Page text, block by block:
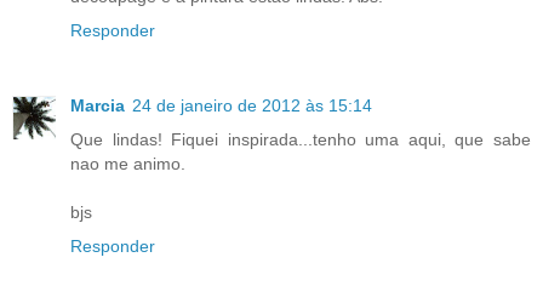
Responder
Marcia 24 de janeiro de 2012 às 15:14
Que lindas! Fiquei inspirada...tenho uma aqui, que sabe
nao me animo.
bjs
Responder